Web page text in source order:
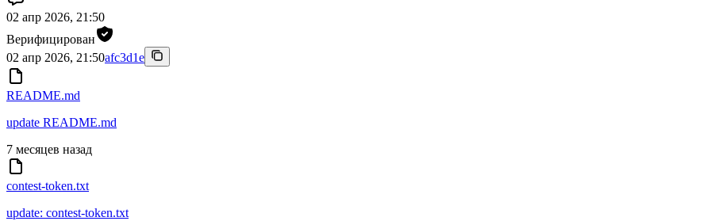
02 апр 2026, 21:50
Верифицирован
02 апр 2026, 21:50afc3d1e
README.md
update README.md
7 месяцев назад
contest-token.txt
update: contest-token.txt